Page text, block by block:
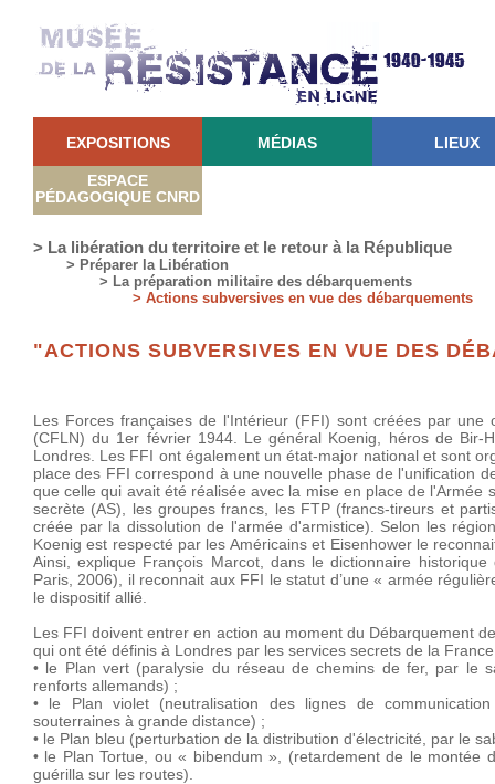
EXPOSITIONS MÉDIAS LIEUX
ESPACE
PÉDAGOGIQUE CNRD
> La libération du territoire et le retour à la République
> Préparer la Libération
> La préparation militaire des débarquements
> Actions subversives en vue des débarquements
"ACTIONS SUBVERSIVES EN VUE DES
Les Forces françaises de l'Intérieur (FFI) sont créées par une
(CFLN) du 1er février 1944. Le général Koenig, héros de
Londres. Les FFI ont également un état-major national et sont
place des FFI correspond à une nouvelle phase de l'unification
que celle qui avait été réalisée avec la mise en place de
secrète (AS), les groupes francs, les FTP (francs-tireurs et
créée par la dissolution de l'armée d'armistice). Selon les
Koenig est respecté par les Américains et Eisenhower le
Ainsi, explique François Marcot, dans le dictionnaire
Paris, 2006), il reconnait aux FFI le statut d’une « armée
le dispositif allié.
Les FFI doivent entrer en action au moment du Débarquement
qui ont été définis à Londres par les services secrets de la
• le Plan vert (paralysie du réseau de chemins de fer, par le
renforts allemands) ;
• le Plan violet (neutralisation des lignes de
souterraines à grande distance) ;
• le Plan bleu (perturbation de la distribution d'électricité, par le
• le Plan Tortue, ou « bibendum », (retardement de le
guérilla sur les routes).